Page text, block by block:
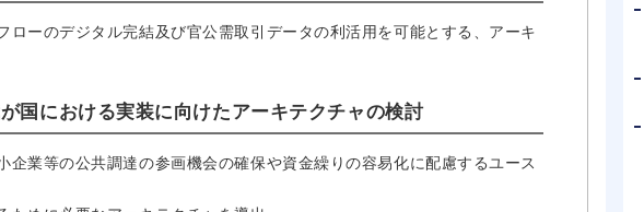
ーのデジタル完結及び官公需取引データの利活用を可能とする、アーキ
国における実装に向けたアーキテクチャの検討
業等の公共調達の参画機会の確保や資金繰りの容易化に配慮するユース